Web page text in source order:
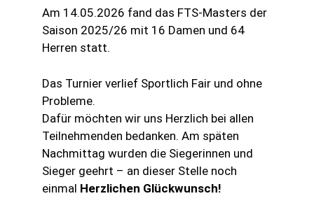
Am 14.05.2026 fand das FTS-Masters der
Saison 2025/26 mit 16 Damen und 64
Herren statt.
Das Turnier verlief Sportlich Fair und ohne
Probleme.
Dafür möchten wir uns Herzlich bei allen
Teilnehmenden bedanken. Am späten
Nachmittag wurden die Siegerinnen und
Sieger geehrt – an dieser Stelle noch
einmal Herzlichen Glückwunsch!